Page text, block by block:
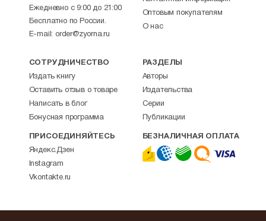
Ежедневно с 9:00 до 21:00
Бесплатно по России.
E-mail: order@zyorna.ru
Оптовым покупателям
О нас
СОТРУДНИЧЕСТВО
Издать книгу
Оставить отзыв о товаре
Написать в блог
Бонусная программа
РАЗДЕЛЫ
Авторы
Издательства
Серии
Публикации
ПРИСОЕДИНЯЙТЕСЬ
Яндекс.Дзен
Instagram
Vkontakte.ru
БЕЗНАЛИЧНАЯ ОПЛАТА